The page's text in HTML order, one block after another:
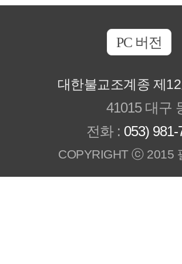
PC 버전
대한불교조계종 제
41015 대구
전화 : 053) 981-
COPYRIGHT ⓒ 2015